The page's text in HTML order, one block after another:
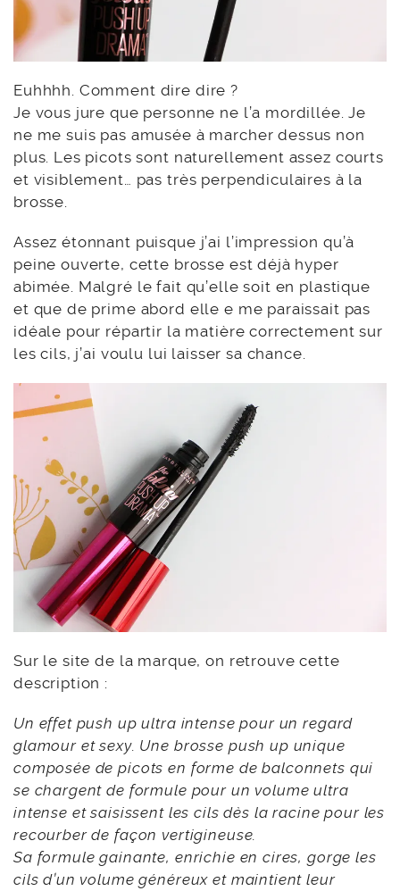
Euhhhh. Comment dire dire ?
Je vous jure que personne ne l’a mordillée. Je
ne me suis pas amusée à marcher dessus non
plus. Les picots sont naturellement assez courts
et visiblement… pas très perpendiculaires à la
brosse.
Assez étonnant puisque j’ai l’impression qu’à
peine ouverte, cette brosse est déjà hyper
abimée. Malgré le fait qu’elle soit en plastique
et que de prime abord elle e me paraissait pas
idéale pour répartir la matière correctement sur
les cils, j’ai voulu lui laisser sa chance.
Sur le site de la marque, on retrouve cette
description :
Un effet push up ultra intense pour un regard
glamour et sexy. Une brosse push up unique
composée de picots en forme de balconnets qui
se chargent de formule pour un volume ultra
intense et saisissent les cils dès la racine pour les
recourber de façon vertigineuse.
Sa formule gainante, enrichie en cires, gorge les
cils d’un volume généreux et maintient leur